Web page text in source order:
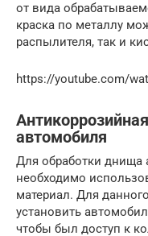
от вида
краска по металлу
распылителя, так и
https://youtube.com/
автомобиля
Для обработки днища
необходимо
материал. Для
установить
чтобы был доступ к